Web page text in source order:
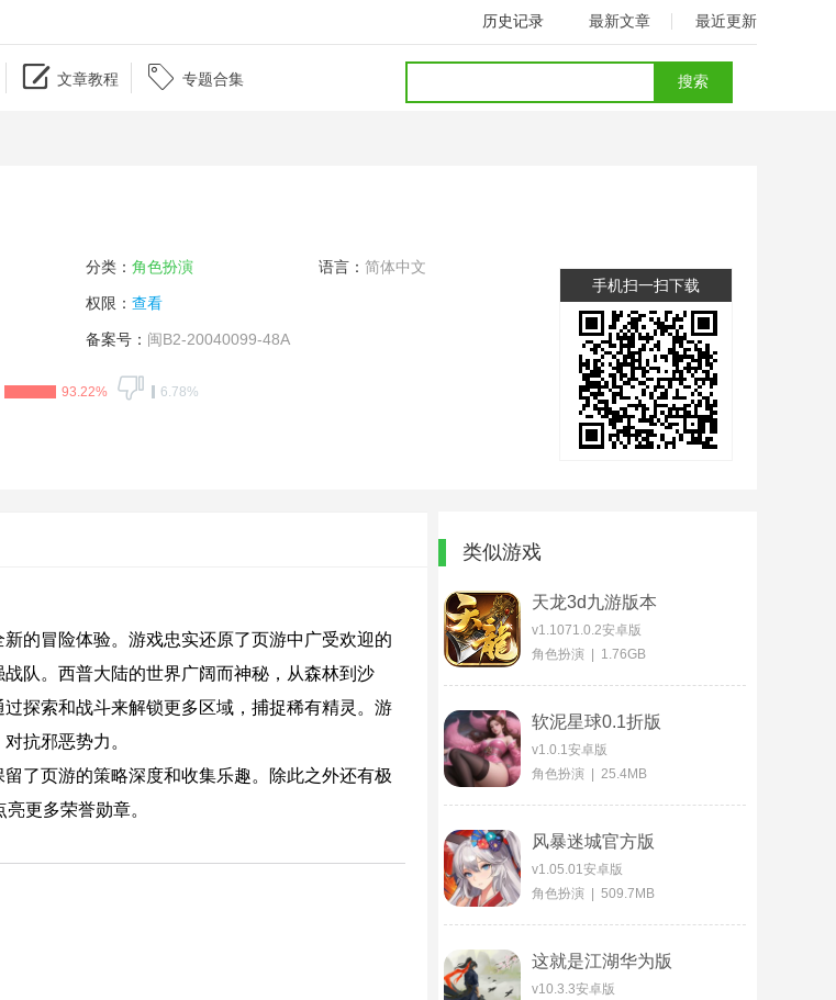
历史记录 最新文章 最近更新
 文章教程  专题合集
分类： 角色扮演 语言： 简体中文
权限： 查看
备案号： 闽B2-20040099-48A
93.22% 6.78%
手机扫一扫下载
的冒险体验。游戏忠实还原了页游中广受欢迎的
队。西普大陆的世界广阔而神秘，从森林到沙
探索和战斗来解锁更多区域，捕捉稀有精灵。游
抗邪恶势力。
了页游的策略深度和收集乐趣。除此之外还有极
更多荣誉勋章。
类似游戏
天龙3d九游版本
v1.1071.0.2安卓版
角色扮演 | 1.76GB
软泥星球0.1折版
v1.0.1安卓版
角色扮演 | 25.4MB
风暴迷城官方版
v1.05.01安卓版
角色扮演 | 509.7MB
这就是江湖华为版
v10.3.3安卓版